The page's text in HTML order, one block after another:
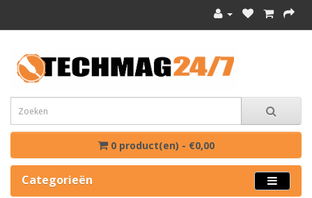
0 product(en) - €0,00
Categorieën